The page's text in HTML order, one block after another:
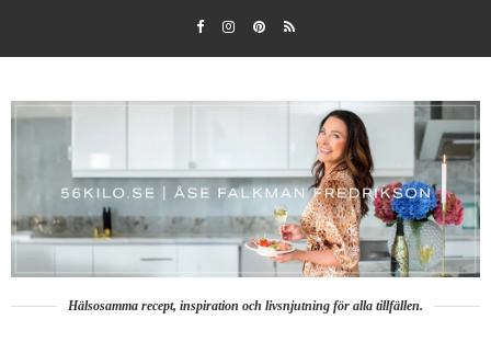
Hälsosamma recept, inspiration och livsnjutning för alla tillfällen.